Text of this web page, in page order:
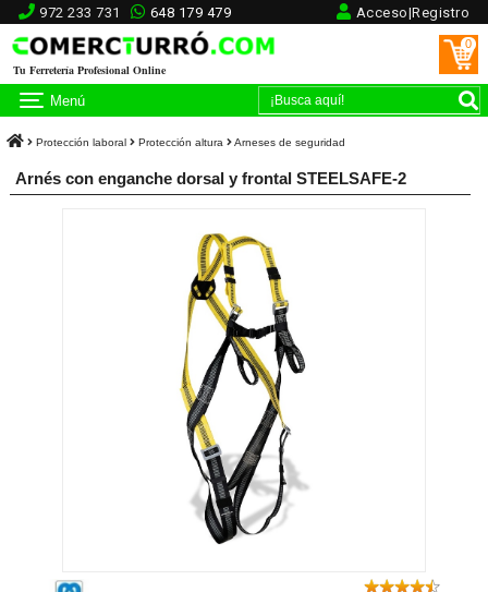
972 233 731 648 179 479 Acceso|Registro
Tu Ferretería Profesional Online
0
Menú
Protección laboral Protección altura Arneses de seguridad
Arnés con enganche dorsal y frontal STEELSAFE-2